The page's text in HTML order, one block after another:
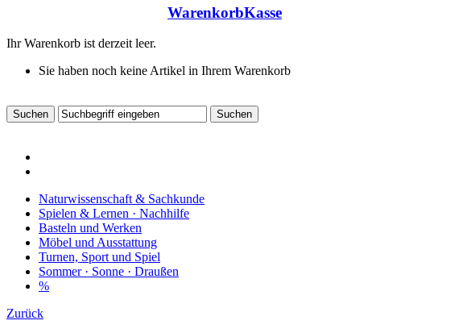
WarenkorbKasse
Ihr Warenkorb ist derzeit leer.
Sie haben noch keine Artikel in Ihrem Warenkorb
Naturwissenschaft & Sachkunde
Spielen & Lernen · Nachhilfe
Basteln und Werken
Möbel und Ausstattung
Turnen, Sport und Spiel
Sommer · Sonne · Draußen
%
Zurück